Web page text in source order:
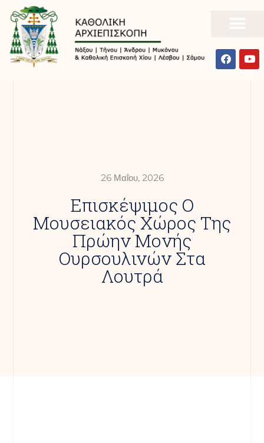
26 Μαΐου, 2026
Επισκέψιμος Ο
Μουσειακός Χώρος Της
Πρώην Μονής
Ουρσουλινών Στα
Λουτρά